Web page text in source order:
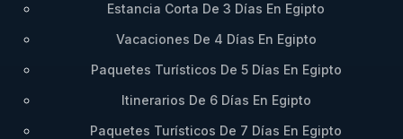
Estancia Corta De 3 Días En Egipto
Vacaciones De 4 Días En Egipto
Paquetes Turísticos De 5 Días En Egipto
Itinerarios De 6 Días En Egipto
Paquetes Turísticos De 7 Días En Egipto